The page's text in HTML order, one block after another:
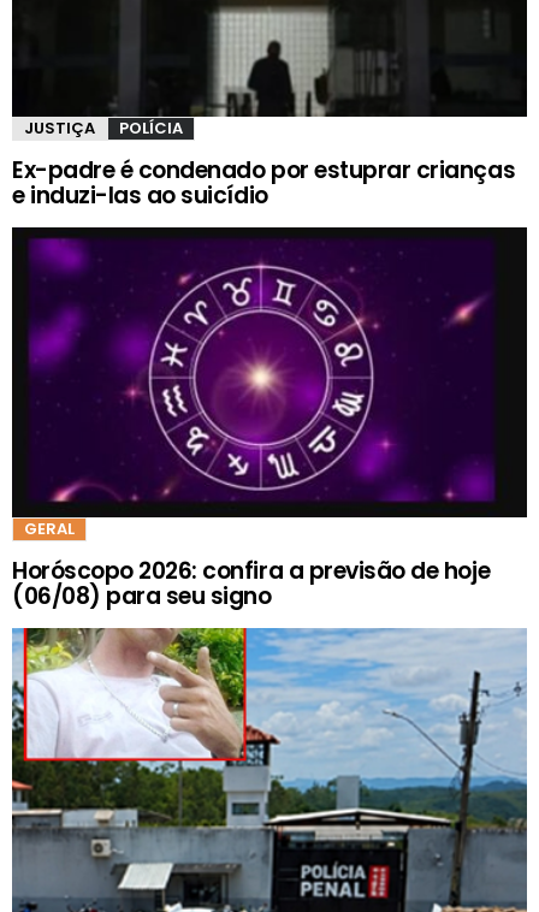
JUSTIÇA POLÍCIA
Ex-padre é condenado por estuprar crianças
e induzi-las ao suicídio
GERAL
Horóscopo 2026: confira a previsão de hoje
(06/08) para seu signo